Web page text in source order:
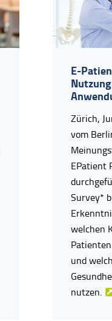
E-
Zürich,
vom
EPatient
Survey*
welchen
und
nutzen.